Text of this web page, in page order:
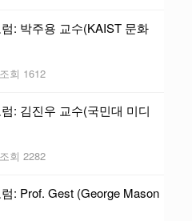
: 박주용 교수(KAIST 문화
조회 1612
: 김진우 교수(국민대 미디
조회 2282
: Prof. Gest (George Mason